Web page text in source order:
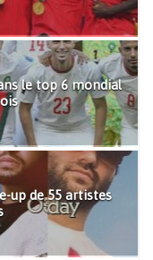
le top 6 mondial
up de 55 artistes